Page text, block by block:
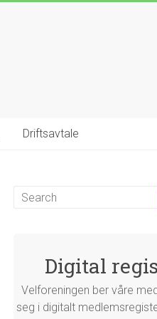
Driftsavtale
Digital
Velforeningen ber våre
seg i digitalt